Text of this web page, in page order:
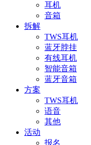
耳机
音箱
拆解
TWS耳机
蓝牙脖挂
有线耳机
智能音箱
蓝牙音箱
方案
TWS耳机
语音
其他
活动
报名